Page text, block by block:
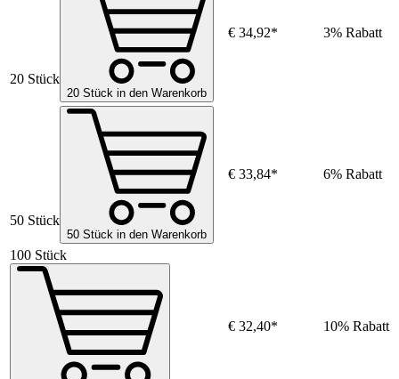
20 Stück
20 Stück in den Warenkorb
€ 34,92* 3% Rabatt
50 Stück
50 Stück in den Warenkorb
€ 33,84* 6% Rabatt
100 Stück
€ 32,40* 10% Rabatt